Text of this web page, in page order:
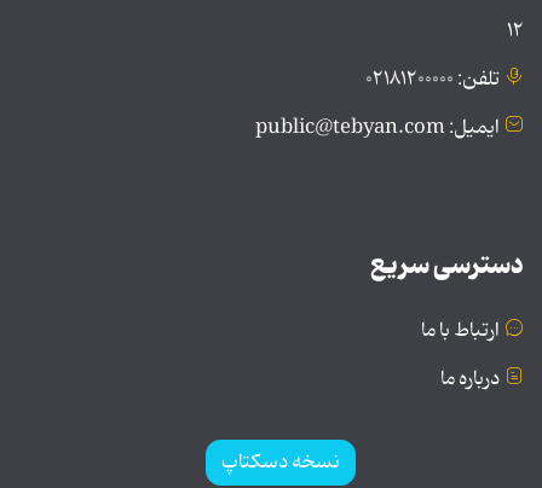
۱۲
تلفن: ۰۲۱۸۱۲۰۰۰۰۰
ایمیل: public@tebyan.com
دسترسی سریع
ارتباط با ما
درباره ما
نسخه دسکتاپ